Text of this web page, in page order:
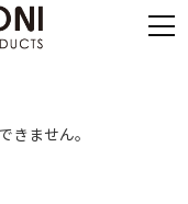
きません。